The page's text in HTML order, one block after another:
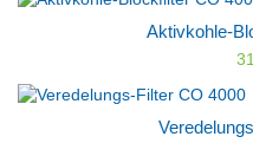
Aktivkohle-